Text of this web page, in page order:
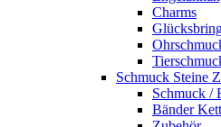
Charms
Schmuck Steine
Schmuck /
Bänder